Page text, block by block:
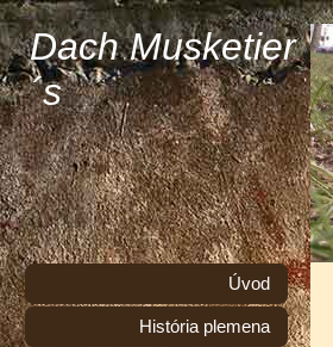
Dach Musketier
´s
Úvod
História plemena